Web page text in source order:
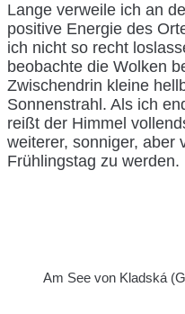
Lange verweile ich an
positive Energie des
ich nicht so recht
beobachte die Wolken
Zwischendrin kleine
Sonnenstrahl. Als ich
reißt der Himmel
weiterer, sonniger, aber
Frühlingstag zu werden.
Am See von Kladská